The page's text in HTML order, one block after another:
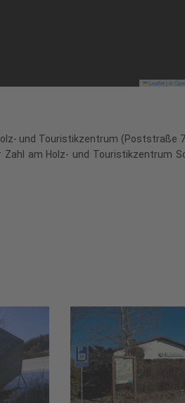
Leaflet
und Touristikzentrum (Poststraße
am Holz- und Touristikzentrum